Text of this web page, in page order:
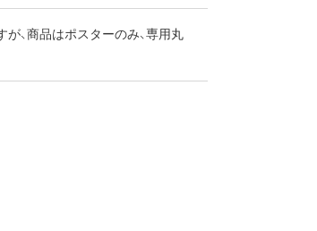
、商品はポスターのみ、専用丸